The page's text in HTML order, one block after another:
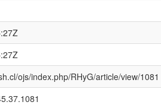
ojs/index.php/RHyG/article/view/1081